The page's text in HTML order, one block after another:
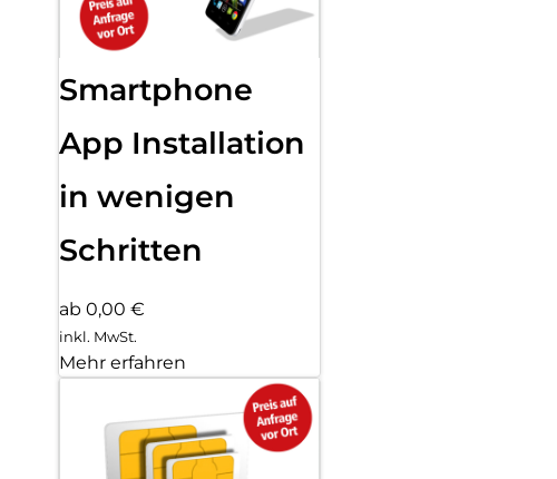
Smartphone
App Installation
in wenigen
Schritten
ab 0,00 €
inkl. MwSt.
Mehr erfahren